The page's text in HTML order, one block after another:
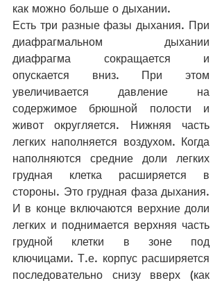
как можно больше о дыхании.
Есть три разные фазы дыхания. При
диафрагмальном дыхании
диафрагма сокращается и
опускается вниз. При этом
увеличивается давление на
содержимое брюшной полости и
живот округляется. Нижняя часть
легких наполняется воздухом. Когда
наполняются средние доли легких
грудная клетка расширяется в
стороны. Это грудная фаза дыхания.
И в конце включаются верхние доли
легких и поднимается верхняя часть
грудной клетки в зоне под
ключицами. Т.е. корпус расширяется
последовательно снизу вверх (как